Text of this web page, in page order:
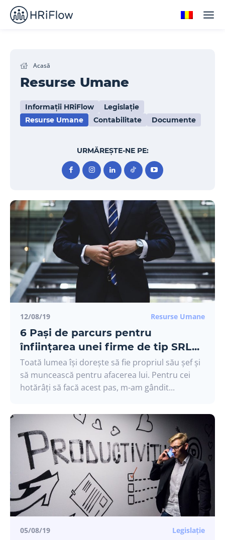
Acasă
Resurse Umane
Informații HRiFlow
Legislație
Resurse Umane
Contabilitate Documente
URMĂREȘTE-NE PE:
12/08/19 Resurse Umane
6 Pași de parcurs pentru
înființarea unei firme de tip SRL...
Toată lumea își dorește să fie propriul său șef și
să muncească pentru afacerea lui. Pentru cei
hotărâți să facă acest pas, m-am gândit...
05/08/19 Legislație